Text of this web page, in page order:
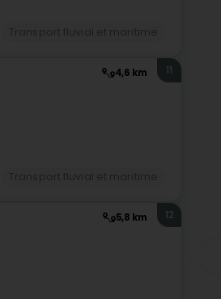
4,6 km 11
5,8 km 12